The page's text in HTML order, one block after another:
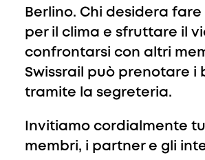
Berlino. Chi desidera
per il clima e sfruttare il
confrontarsi con altri
Swissrail può prenotare i
tramite la segreteria.
Invitiamo cordialmente
membri, i partner e gli